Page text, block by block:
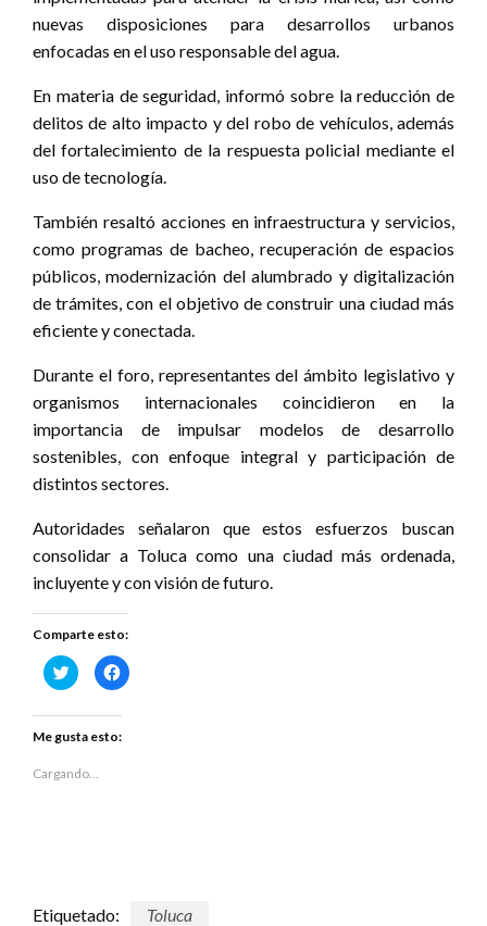
nuevas disposiciones para desarrollos urbanos
enfocadas en el uso responsable del agua.
En materia de seguridad, informó sobre la reducción de
delitos de alto impacto y del robo de vehículos, además
del fortalecimiento de la respuesta policial mediante el
uso de tecnología.
También resaltó acciones en infraestructura y servicios,
como programas de bacheo, recuperación de espacios
públicos, modernización del alumbrado y digitalización
de trámites, con el objetivo de construir una ciudad más
eficiente y conectada.
Durante el foro, representantes del ámbito legislativo y
organismos internacionales coincidieron en la
importancia de impulsar modelos de desarrollo
sostenibles, con enfoque integral y participación de
distintos sectores.
Autoridades señalaron que estos esfuerzos buscan
consolidar a Toluca como una ciudad más ordenada,
incluyente y con visión de futuro.
Comparte esto:
Haz
clic
en
Twitter
(Se
en
Haz
clic
Me gusta esto:
Cargando...
Etiquetado: Toluca